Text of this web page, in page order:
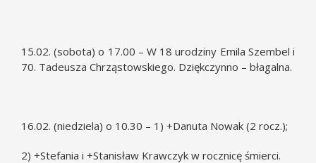
15.02. (sobota) o 17.00 – W 18 urodziny Emila Szembel i
70. Tadeusza Chrząstowskiego. Dziękczynno – błagalna.
16.02. (niedziela) o 10.30 – 1) +Danuta Nowak (2 rocz.);
2) +Stefania i +Stanisław Krawczyk w rocznicę śmierci.